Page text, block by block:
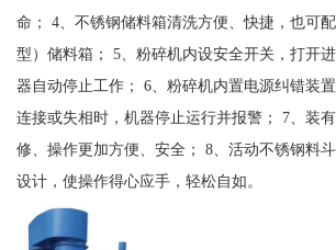
命； 4、不锈钢储料箱清洗方便、快捷，也可
型）储料箱； 5、粉碎机内设安全开关，打开
器自动停止工作； 6、粉碎机内置电源纠错装
连接或失相时，机器停止运行并报警； 7、装
修、操作更加方便、安全； 8、活动不锈钢料
设计，使操作得心应手，轻松自如。